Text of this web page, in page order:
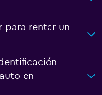
para rentar un
en